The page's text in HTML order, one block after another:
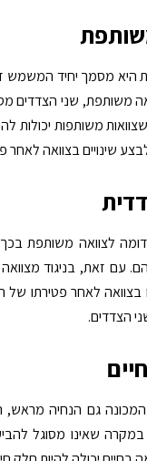
היא מסמך יחיד המשמש
משותפת, שני הצדדים
משותפות יכולות
שינויים בצוואה לאחר
לצוואה משותפת
עם זאת, בניגוד
בצוואה לאחר פטירתו
הצדדים.
המכונה גם הנחיה
במקרה שאינו מסוגל